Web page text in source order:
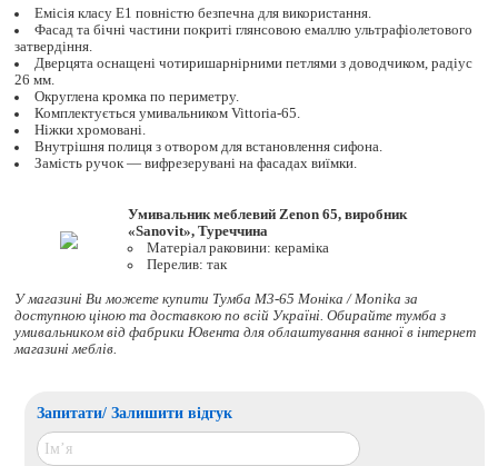
Емісія класу Е1 повністю безпечна для використання.
Фасад та бічні частини покриті глянсовою емаллю ультрафіолетового
затвердіння.
Дверцята оснащені чотиришарнірними петлями з доводчиком, радіус
26 мм.
Округлена кромка по периметру.
Комплектується умивальником Vittoria-65.
Ніжки хромовані.
Внутрішня полиця з отвором для встановлення сифона.
Замість ручок — вифрезерувані на фасадах виїмки.
Умивальник меблевий Zenon 65, виробник
«Sanovit», Туреччина
Матеріал раковини: кераміка
Перелив: так
У магазині Ви можете купити Тумба М3-65 Моніка / Monika за
доступною ціною та доставкою по всій Україні. Обирайте тумба з
умивальникомвід фабрики Ювента для облаштування ванної в інтернет
магазині меблів.
Запитати/ Залишити відгук